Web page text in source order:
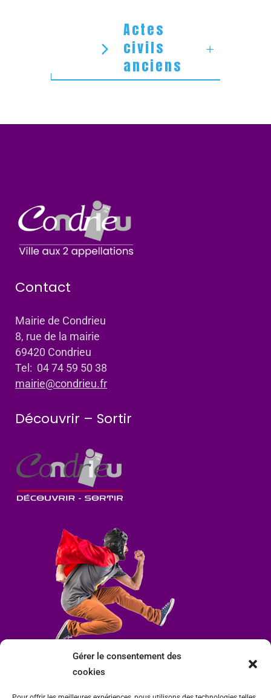
Gérer le consentement des
cookies
Actes
civils
anciens
Contact
Mairie de Condrieu
8, rue de la mairie
69420 Condrieu
Tel: 04 74 59 50 38
mairie@condrieu.fr
Découvrir – Sortir